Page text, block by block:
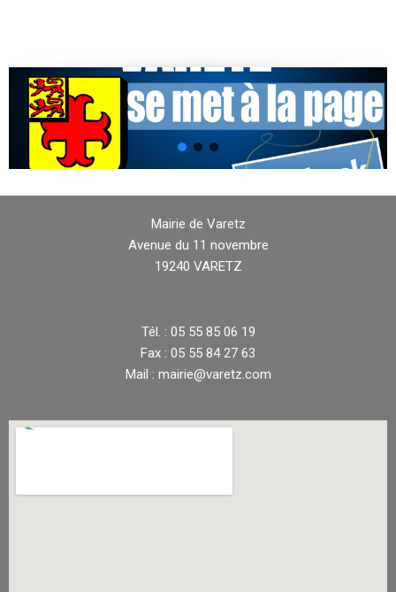
Mairie de Varetz
Avenue du 11 novembre
19240 VARETZ
Tél. : 05 55 85 06 19
Fax : 05 55 84 27 63
Mail : mairie@varetz.com